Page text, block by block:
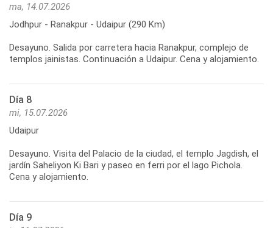
ma, 14.07.2026
Jodhpur - Ranakpur - Udaipur (290 Km)
Desayuno. Salida por carretera hacia Ranakpur, complejo de
templos jainistas. Continuación a Udaipur. Cena y alojamiento.
Día 8
mi, 15.07.2026
Udaipur
Desayuno. Visita del Palacio de la ciudad, el templo Jagdish, el
jardín Saheliyon Ki Bari y paseo en ferri por el lago Pichola.
Cena y alojamiento.
Día 9